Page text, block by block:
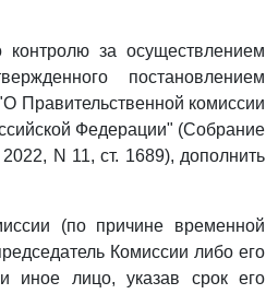
за осуществлением
постановлением
Правительственной комиссии
Федерации" (Собрание
N 11, ст. 1689), дополнить
(по причине временной
Комиссии либо его
иное лицо, указав срок его